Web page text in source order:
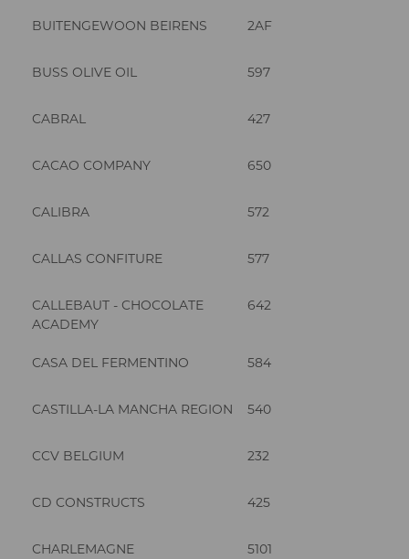
BUITENGEWOON BEIRENS 2AF
BUSS OLIVE OIL 597
CABRAL 427
CACAO COMPANY 650
CALIBRA 572
CALLAS CONFITURE 577
CALLEBAUT - CHOCOLATE
ACADEMY
642
CASA DEL FERMENTINO 584
CASTILLA-LA MANCHA REGION 540
CCV BELGIUM 232
CD CONSTRUCTS 425
CHARLEMAGNE
5101